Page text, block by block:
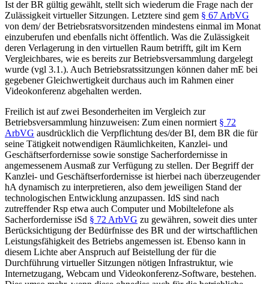
Ist der BR gültig gewählt, stellt sich wiederum die Frage nach der
Zulässigkeit virtueller Sitzungen. Letztere sind gem § 67 ArbVG
von dem/ der Betriebsratsvorsitzenden mindestens einmal im Monat
einzuberufen und ebenfalls nicht öffentlich. Was die Zulässigkeit
deren Verlagerung in den virtuellen Raum betrifft, gilt im Kern
Vergleichbares, wie es bereits zur Betriebsversammlung dargelegt
wurde (vgl 3.1.). Auch Betriebsratssitzungen können daher mE bei
gegebener Gleichwertigkeit durchaus auch im Rahmen einer
Videokonferenz abgehalten werden.
Freilich ist auf zwei Besonderheiten im Vergleich zur
Betriebsversammlung hinzuweisen: Zum einen normiert § 72
ArbVG ausdrücklich die Verpflichtung des/der BI, dem BR die für
seine Tätigkeit notwendigen Räumlichkeiten, Kanzlei- und
Geschäftserfordernisse sowie sonstige Sacherfordernisse in
angemessenem Ausmaß zur Verfügung zu stellen. Der Begriff der
Kanzlei- und Geschäftserfordernisse ist hierbei nach überzeugender
hA dynamisch zu interpretieren, also dem jeweiligen Stand der
technologischen Entwicklung anzupassen. IdS sind nach
zutreffender Rsp etwa auch Computer und Mobiltelefone als
Sacherfordernisse iSd § 72 ArbVG zu gewähren, soweit dies unter
Berücksichtigung der Bedürfnisse des BR und der wirtschaftlichen
Leistungsfähigkeit des Betriebs angemessen ist. Ebenso kann in
diesem Lichte aber Anspruch auf Beistellung der für die
Durchführung virtueller Sitzungen nötigen Infrastruktur, wie
Internetzugang, Webcam und Videokonferenz-Software, bestehen.